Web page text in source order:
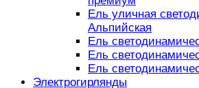
Ель уличная
Альпийская
Ель
Ель
Ель
Электрогирлянды